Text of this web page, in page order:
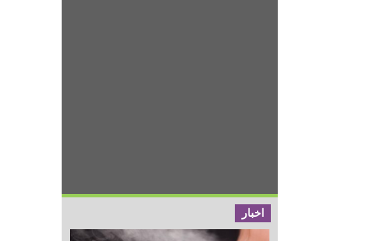
اخبار